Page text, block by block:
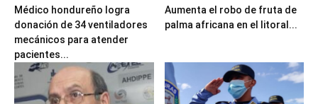
Médico hondureño logra
donación de 34 ventiladores
mecánicos para atender
pacientes...
Aumenta el robo de fruta de
palma africana en el litoral...